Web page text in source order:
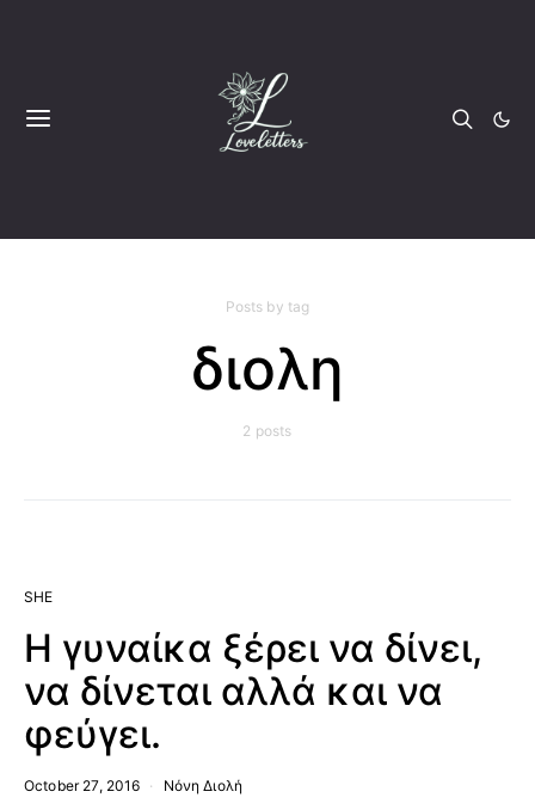
Posts by tag
διολη
2 posts
SHE
Η γυναίκα ξέρει να δίνει,
να δίνεται αλλά και να
φεύγει.
October 27, 2016 Νόνη Διολή